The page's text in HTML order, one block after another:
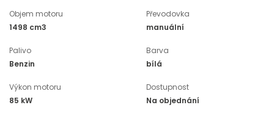
Objem motoru
1498 cm3
Převodovka
manuální
Palivo
Benzin
Barva
bílá
Výkon motoru
85 kW
Dostupnost
Na objednání